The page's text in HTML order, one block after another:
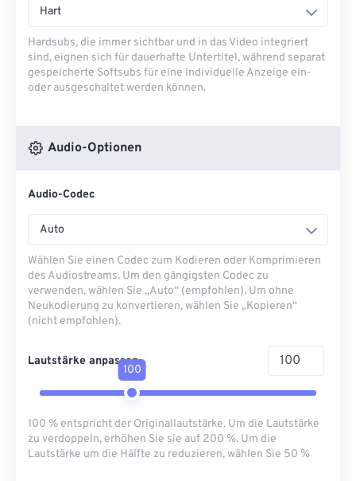
Hart
Hardsubs, die immer sichtbar und in das Video integriert
sind, eignen sich für dauerhafte Untertitel, während separat
gespeicherte Softsubs für eine individuelle Anzeige ein-
oder ausgeschaltet werden können.
Audio-Optionen
Audio-Codec
Auto
Wählen Sie einen Codec zum Kodieren oder Komprimieren
des Audiostreams. Um den gängigsten Codec zu
verwenden, wählen Sie „Auto“ (empfohlen). Um ohne
Neukodierung zu konvertieren, wählen Sie „Kopieren“
(nicht empfohlen).
Lautstärke anpassen
100
100 % entspricht der Originallautstärke. Um die Lautstärke
zu verdoppeln, erhöhen Sie sie auf 200 %. Um die
Lautstärke um die Hälfte zu reduzieren, wählen Sie 50 %